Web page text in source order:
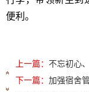
便利。
上一篇： 不忘初心
下一篇： 加强宿舍